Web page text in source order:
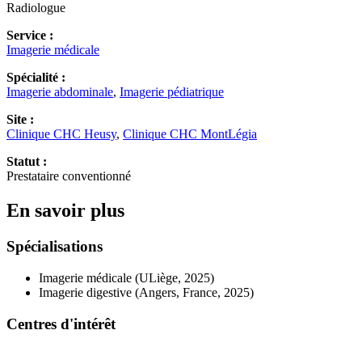
Radiologue
Service :
Imagerie médicale
Spécialité :
Imagerie abdominale, Imagerie pédiatrique
Site :
Clinique CHC Heusy, Clinique CHC MontLégia
Statut :
Prestataire conventionné
En savoir plus
Spécialisations
Imagerie médicale (ULiège, 2025)
Imagerie digestive (Angers, France, 2025)
Centres d'intérêt